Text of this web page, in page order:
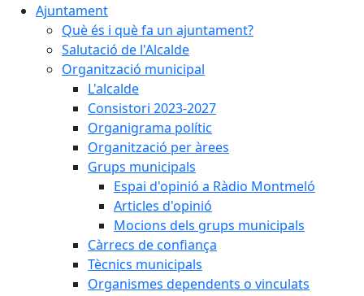
Ajuntament
Què és i què fa un ajuntament?
Salutació de l'Alcalde
Organització municipal
L'alcalde
Consistori 2023-2027
Organigrama polític
Organització per àrees
Grups municipals
Espai d'opinió a Ràdio Montmeló
Articles d'opinió
Mocions dels grups municipals
Càrrecs de confiança
Tècnics municipals
Organismes dependents o vinculats